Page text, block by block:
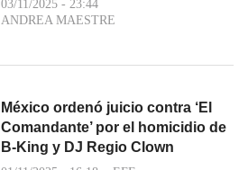
03/11/2025 - 23:44
ANDREA MAESTRE
México ordenó juicio contra ‘El
Comandante’ por el homicidio de
B-King y DJ Regio Clown